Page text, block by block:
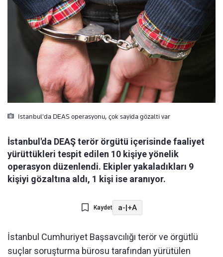
Istanbul'da DEAS operasyonu, çok sayida gözalti var
İstanbul'da DEAŞ terör örgütü içerisinde faaliyet
yürüttükleri tespit edilen 10 kişiye yönelik
operasyon düzenlendi. Ekipler yakaladıkları 9
kişiyi gözaltına aldı, 1 kişi ise aranıyor.
Kaydet a-|+A
İstanbul Cumhuriyet Başsavcılığı terör ve örgütlü
suçlar soruşturma bürosu tarafından yürütülen